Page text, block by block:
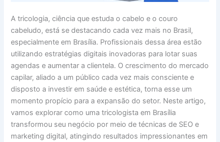
A tricologia, ciência que estuda o cabelo e o couro
cabeludo, está se destacando cada vez mais no Brasil,
especialmente em Brasília. Profissionais dessa área estão
utilizando estratégias digitais inovadoras para lotar suas
agendas e aumentar a clientela. O crescimento do mercado
capilar, aliado a um público cada vez mais consciente e
disposto a investir em saúde e estética, torna esse um
momento propício para a expansão do setor. Neste artigo,
vamos explorar como uma tricologista em Brasília
transformou seu negócio por meio de técnicas de SEO e
marketing digital, atingindo resultados impressionantes em